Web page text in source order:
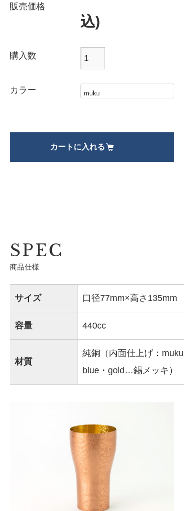
販売価格
込)
購入数
カラー
SPEC
商品仕様
サイズ 口径77mm×高さ135mm
容量 440cc
材質
純銅（内面仕上げ：
blue・gold…錫メッキ）